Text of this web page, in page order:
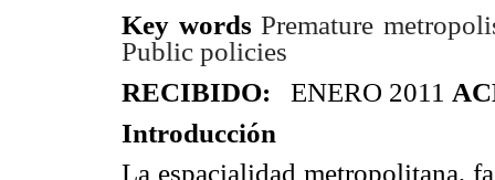
Key wordsPremature
Public policies
RECIBIDO:
ENERO 2011
Introducción
La espacialidad metropolitana,